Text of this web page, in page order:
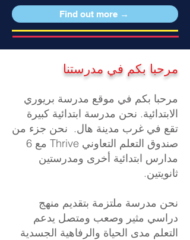
Find out more →
مرحبا بكم في مدرستنا
مرحبا بكم في موقع مدرسة بريوري
الابتدائية. نحن مدرسة ابتدائية كبيرة
تقع في غرب مدينة هال. نحن جزء من
صندوق التعلم التعاوني Thrive مع 6
مدارس ابتدائية أخرى ومدرستين
ثانويتين.
نحن مدرسة ملتزمة بتقديم منهج
دراسي مثير وصعب ومتصل يدعم
التعلم مدى الحياة والرفاهية الجسدية